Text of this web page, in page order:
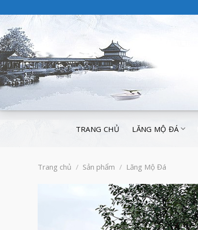
TRANG CHỦ LĂNG MỘ ĐÁ
Trang chủ / Sản phẩm / Lăng Mộ Đá